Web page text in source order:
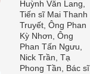
Huỳnh Văn Lang,
Tiến sĩ Mai Thanh
Truyết, Ông Phan
Kỳ Nhơn, Ông
Phan Tấn Ngưu,
Nick Trần, Tạ
Phong Tần, Bác sĩ